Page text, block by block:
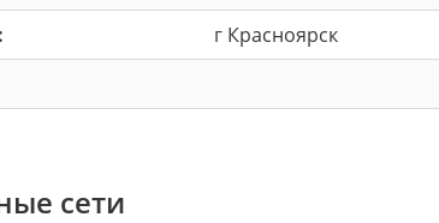
г Красноярск
сети